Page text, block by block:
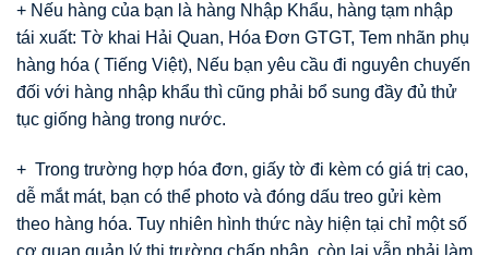
+ Nếu hàng của bạn là hàng Nhập Khẩu, hàng tạm nhập
tái xuất: Tờ khai Hải Quan, Hóa Đơn GTGT, Tem nhãn phụ
hàng hóa ( Tiếng Việt), Nếu bạn yêu cầu đi nguyên chuyến
đối với hàng nhập khẩu thì cũng phải bổ sung đầy đủ thử
tục giống hàng trong nước.
+ Trong trường hợp hóa đơn, giấy tờ đi kèm có giá trị cao,
dễ mắt mát, bạn có thể photo và đóng dấu treo gửi kèm
theo hàng hóa. Tuy nhiên hình thức này hiện tại chỉ một số